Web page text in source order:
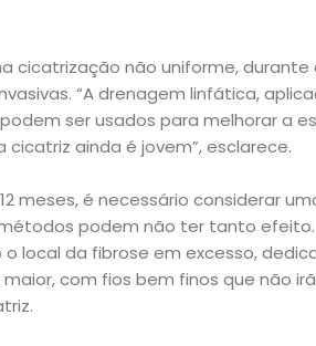
cicatrização não uniforme, durante
“A drenagem linfática,
ser usados para melhorar a
ainda é jovem”, esclarece.
meses, é necessário considerar
podem não ter tanto
local da fibrose em excesso,
com fios bem finos que não